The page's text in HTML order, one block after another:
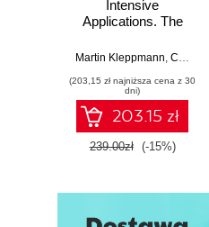
Whats Wrong
Pay Me
2. Basic Concepts
Abstraction
Intensive
Applications. The
Reliable, Scalable,
Systems. 2nd
Edition
Martin Kleppmann Chris Riccomini
(203,15 zł najniższa cena z 30
dni)
203.15 zł
239.00zł (-15%)